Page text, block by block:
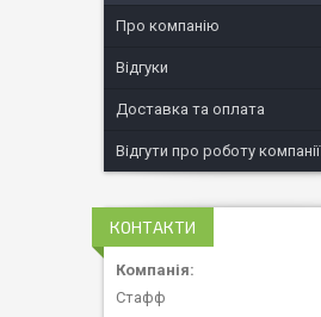
Про компанію
Відгуки
Доставка та оплата
Відгути про роботу компанії
КОНТАКТИ
Стафф